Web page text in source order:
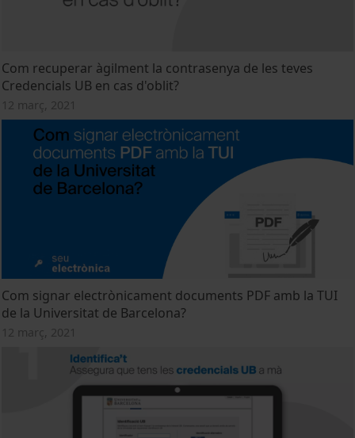
Com recuperar àgilment la contrasenya de les teves
Credencials UB en cas d'oblit?
12 març, 2021
Com signar electrònicament documents PDF amb la TUI
de la Universitat de Barcelona?
12 març, 2021